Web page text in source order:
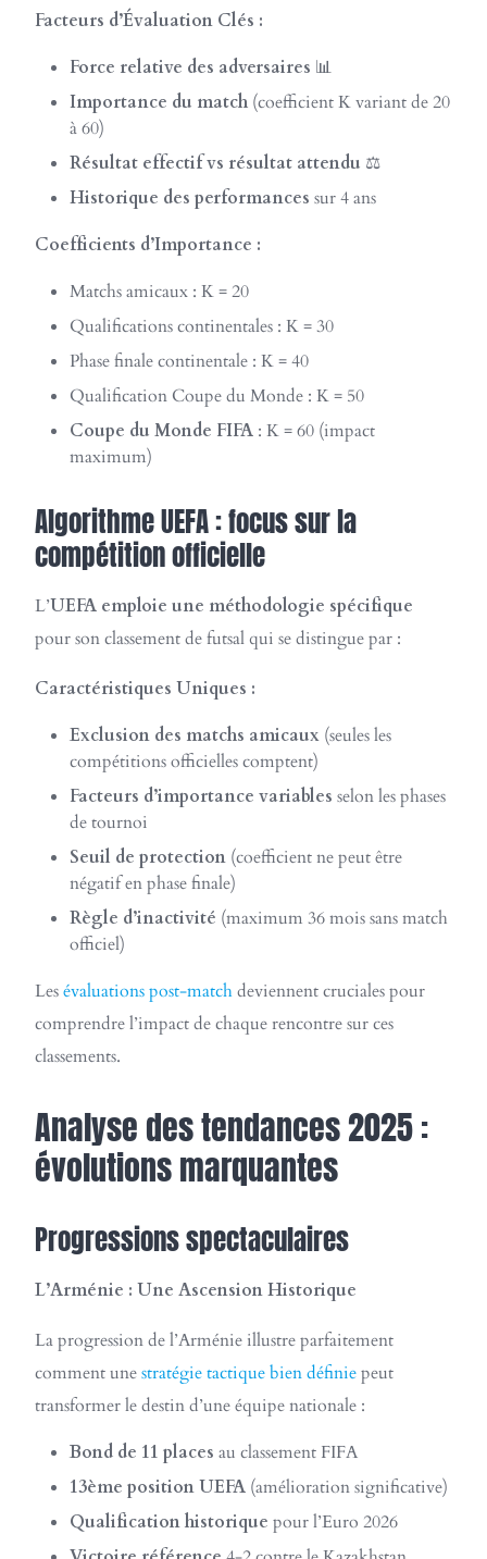
Facteurs d’Évaluation Clés :
Force relative des adversaires 📊
Importance du match (coefficient K variant de 20
à 60)
Résultat effectif vs résultat attendu ⚖️
Historique des performances sur 4 ans
Coefficients d’Importance :
Matchs amicaux : K = 20
Qualifications continentales : K = 30
Phase finale continentale : K = 40
Qualification Coupe du Monde : K = 50
Coupe du Monde FIFA : K = 60 (impact
maximum)
Algorithme UEFA : focus sur la
compétition officielle
L’UEFA emploie une méthodologie spécifique
pour son classement de futsal qui se distingue par :
Caractéristiques Uniques :
Exclusion des matchs amicaux (seules les
compétitions officielles comptent)
Facteurs d’importance variables selon les phases
de tournoi
Seuil de protection (coefficient ne peut être
négatif en phase finale)
Règle d’inactivité (maximum 36 mois sans match
officiel)
Lesévaluations post-matchdeviennent cruciales pour
comprendre l’impact de chaque rencontre sur ces
classements.
Analyse des tendances 2025 :
évolutions marquantes
Progressions spectaculaires
L’Arménie : Une Ascension Historique
La progression de l’Arménie illustre parfaitement
comment unestratégie tactique bien définiepeut
transformer le destin d’une équipe nationale :
Bond de 11 places au classement FIFA
13ème position UEFA (amélioration significative)
Qualification historique pour l’Euro 2026